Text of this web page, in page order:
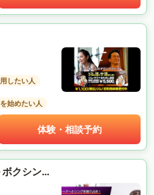
したい人
始めたい人
体験・相談予約
ZEAL BOXING FITNESS（ジール ボクシング フィットネス）